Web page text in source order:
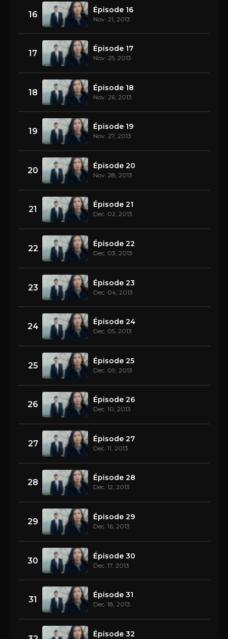
16 Épisode 16
Nov. 21, 2013
17 Épisode 17
Nov. 25, 2013
18 Épisode 18
Nov. 26, 2013
19 Épisode 19
Nov. 27, 2013
20 Épisode 20
Nov. 28, 2013
21 Épisode 21
Dec. 02, 2013
22 Épisode 22
Dec. 03, 2013
23 Épisode 23
Dec. 04, 2013
24 Épisode 24
Dec. 05, 2013
25 Épisode 25
Dec. 09, 2013
26 Épisode 26
Dec. 10, 2013
27 Épisode 27
Dec. 11, 2013
28 Épisode 28
Dec. 12, 2013
29 Épisode 29
Dec. 16, 2013
30 Épisode 30
Dec. 17, 2013
31 Épisode 31
Dec. 18, 2013
Épisode 32